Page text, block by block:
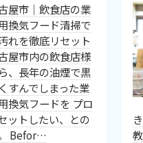
屋市｜飲食店の業
換気フード清掃で
れを徹底リセット
屋市内の飲食店様
、長年の油煙で黒
すんでしまった業
換気フードを プロ
ットしたい、との
Befor…